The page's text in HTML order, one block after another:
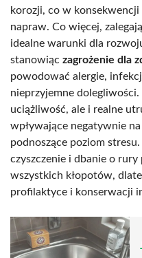
korozji, co w
napraw. Co więcej,
idealne warunki dla
stanowiąc zagrożenie dla
powodować alergie,
nieprzyjemne
uciążliwość, ale i realne
wpływające negatywnie
podnoszące poziom
czyszczenie i dbanie o
wszystkich kłopotów,
profilaktyce i konserwacji